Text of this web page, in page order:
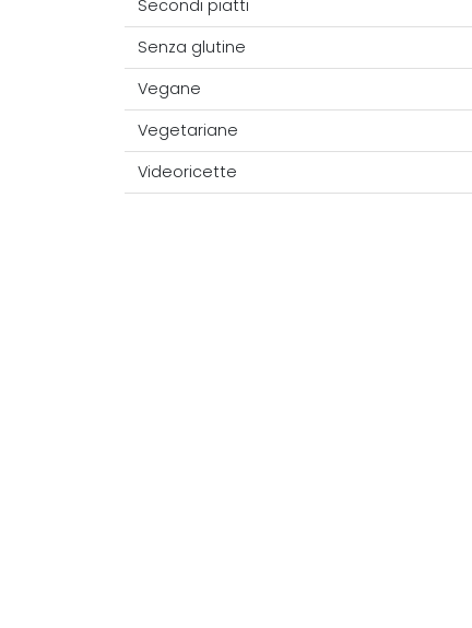
Secondi piatti
Senza glutine
Vegane
Vegetariane
Videoricette